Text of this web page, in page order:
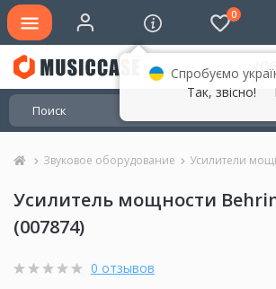
0
Звуковое оборудование Усилители
Усилитель мощности
(007874)
0 отзывов
Спробуємо
Так, звісно!